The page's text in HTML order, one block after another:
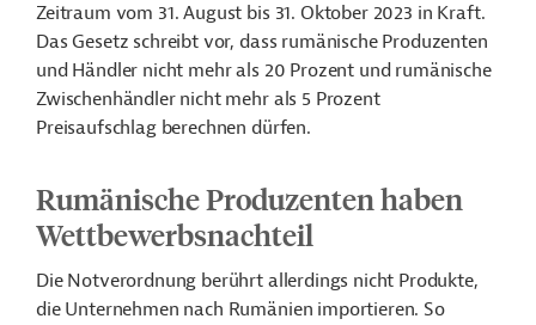
Zeitraum vom 31. August bis 31. Oktober 2023 in Kraft.
Das Gesetz schreibt vor, dass rumänische Produzenten
und Händler nicht mehr als 20 Prozent und rumänische
Zwischenhändler nicht mehr als 5 Prozent
Preisaufschlag berechnen dürfen.
Rumänische Produzenten haben
Wettbewerbsnachteil
Die Notverordnung berührt allerdings nicht Produkte,
die Unternehmen nach Rumänien importieren. So